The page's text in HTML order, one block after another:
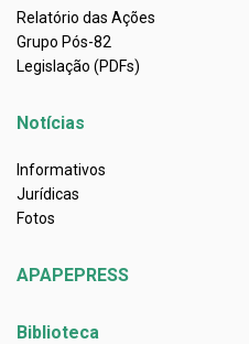
Relatório das Ações
Grupo Pós-82
Legislação (PDFs)
Notícias
Informativos
Jurídicas
Fotos
APAPEPRESS
Biblioteca